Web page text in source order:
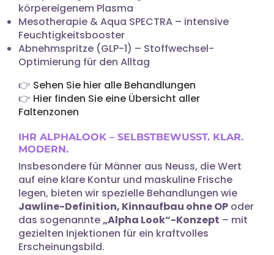
körpereigenem Plasma
Mesotherapie & Aqua SPECTRA – intensive
Feuchtigkeitsbooster
Abnehmspritze (GLP-1) – Stoffwechsel-
Optimierung für den Alltag
👉 Sehen Sie hier alle Behandlungen
👉 Hier finden Sie eine Übersicht aller
Faltenzonen
IHR ALPHALOOK – SELBSTBEWUSST. KLAR.
MODERN.
Insbesondere für Männer aus Neuss, die Wert
auf eine klare Kontur und maskuline Frische
legen, bieten wir spezielle Behandlungen wie
Jawline-Definition, Kinnaufbau ohne OPoder
das sogenannte„Alpha Look“-Konzept – mit
gezielten Injektionen für ein kraftvolles
Erscheinungsbild.